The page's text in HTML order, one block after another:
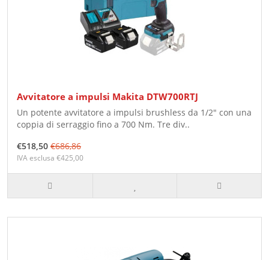
Avvitatore a impulsi Makita DTW700RTJ
Un potente avvitatore a impulsi brushless da 1/2" con una
coppia di serraggio fino a 700 Nm. Tre div..
€518,50 €686,86
IVA esclusa €425,00